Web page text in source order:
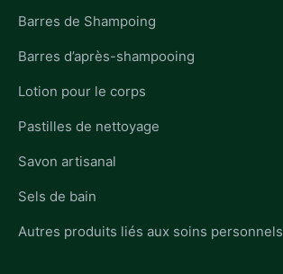
Barres de Shampoing
Barres d’après-shampooing
Lotion pour le corps
Pastilles de nettoyage
Savon artisanal
Sels de bain
Autres produits liés aux soins personnels